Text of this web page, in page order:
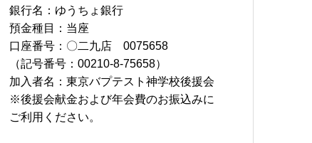
銀行名：ゆうちょ銀行
預金種目：当座
口座番号：〇二九店 0075658
（記号番号：00210-8-75658）
加入者名：東京バプテスト神学校後援会
※後援会献金および年会費のお振込みに
ご利用ください。